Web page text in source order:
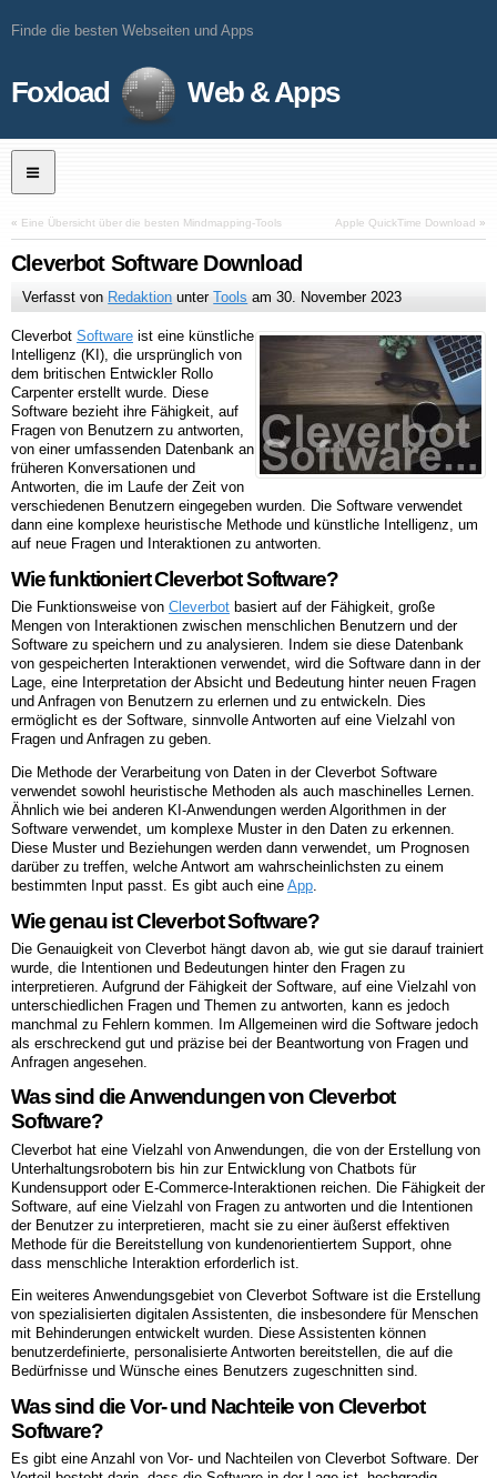
Finde die besten Webseiten und Apps
Foxload Web & Apps
« Eine Übersicht über die besten Mindmapping-Tools Apple QuickTime Download »
Cleverbot Software Download
Verfasst von Redaktion unterTools am30. November 2023
Cleverbot Software ist eine künstliche
Intelligenz (KI), die ursprünglich von
dem britischen Entwickler Rollo
Carpenter erstellt wurde. Diese
Software bezieht ihre Fähigkeit, auf
Fragen von Benutzern zu antworten,
von einer umfassenden Datenbank an
früheren Konversationen und
Antworten, die im Laufe der Zeit von
verschiedenen Benutzern eingegeben wurden. Die Software verwendet
dann eine komplexe heuristische Methode und künstliche Intelligenz, um
auf neue Fragen und Interaktionen zu antworten.
Wie funktioniert Cleverbot Software?
Die Funktionsweise von Cleverbot basiert auf der Fähigkeit, große
Mengen von Interaktionen zwischen menschlichen Benutzern und der
Software zu speichern und zu analysieren. Indem sie diese Datenbank
von gespeicherten Interaktionen verwendet, wird die Software dann in der
Lage, eine Interpretation der Absicht und Bedeutung hinter neuen Fragen
und Anfragen von Benutzern zu erlernen und zu entwickeln. Dies
ermöglicht es der Software, sinnvolle Antworten auf eine Vielzahl von
Fragen und Anfragen zu geben.
Die Methode der Verarbeitung von Daten in der Cleverbot Software
verwendet sowohl heuristische Methoden als auch maschinelles Lernen.
Ähnlich wie bei anderen KI-Anwendungen werden Algorithmen in der
Software verwendet, um komplexe Muster in den Daten zu erkennen.
Diese Muster und Beziehungen werden dann verwendet, um Prognosen
darüber zu treffen, welche Antwort am wahrscheinlichsten zu einem
bestimmten Input passt. Es gibt auch eine App
Wie genau ist Cleverbot Software?
Die Genauigkeit von Cleverbot hängt davon ab, wie gut sie darauf trainiert
wurde, die Intentionen und Bedeutungen hinter den Fragen zu
interpretieren. Aufgrund der Fähigkeit der Software, auf eine Vielzahl von
unterschiedlichen Fragen und Themen zu antworten, kann es jedoch
manchmal zu Fehlern kommen. Im Allgemeinen wird die Software jedoch
als erschreckend gut und präzise bei der Beantwortung von Fragen und
Anfragen angesehen.
Was sind die Anwendungen von Cleverbot
Software?
Cleverbot hat eine Vielzahl von Anwendungen, die von der Erstellung von
Unterhaltungsrobotern bis hin zur Entwicklung von Chatbots für
Kundensupport oder E-Commerce-Interaktionen reichen. Die Fähigkeit der
Software, auf eine Vielzahl von Fragen zu antworten und die Intentionen
der Benutzer zu interpretieren, macht sie zu einer äußerst effektiven
Methode für die Bereitstellung von kundenorientiertem Support, ohne
dass menschliche Interaktion erforderlich ist.
Ein weiteres Anwendungsgebiet von Cleverbot Software ist die Erstellung
von spezialisierten digitalen Assistenten, die insbesondere für Menschen
mit Behinderungen entwickelt wurden. Diese Assistenten können
benutzerdefinierte, personalisierte Antworten bereitstellen, die auf die
Bedürfnisse und Wünsche eines Benutzers zugeschnitten sind.
Was sind die Vor- und Nachteile von Cleverbot
Software?
Es gibt eine Anzahl von Vor- und Nachteilen von Cleverbot Software. Der